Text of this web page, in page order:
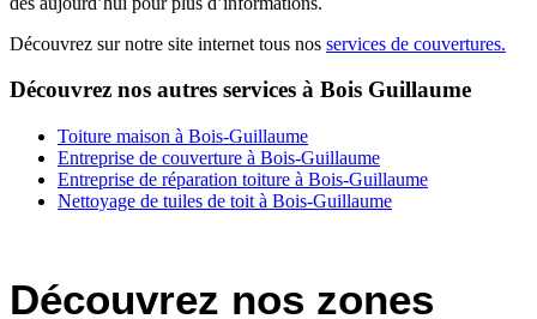
Découvrez sur notre site internet tous nos services de couvertures.
Découvrez nos autres services à Bois Guillaume
Toiture maison à Bois-Guillaume
Entreprise de couverture à Bois-Guillaume
Entreprise de réparation toiture à Bois-Guillaume
Nettoyage de tuiles de toit à Bois-Guillaume
Découvrez nos zones